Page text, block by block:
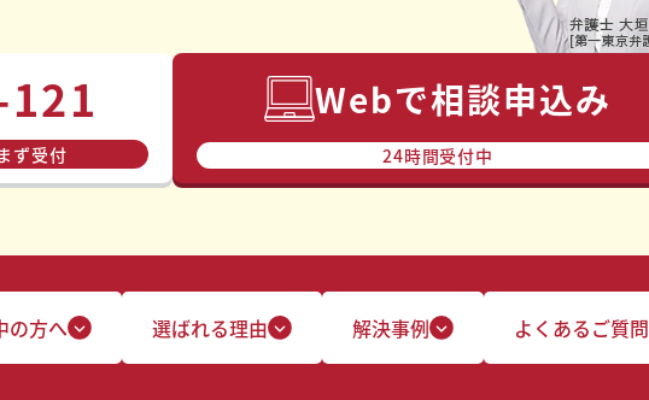
ず受付
Webで相談申込み
24時間受付中
の方へ 選ばれる理由 解決事例 よくあるご質問